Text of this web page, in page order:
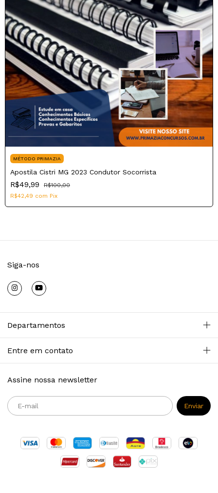
MÉTODO PRIMAZIA
Apostila Cistri MG 2023 Condutor Socorrista
R$49,99
R$100,00
R$42,49 com Pix
Siga-nos
Departamentos
Entre em contato
Assine nossa newsletter